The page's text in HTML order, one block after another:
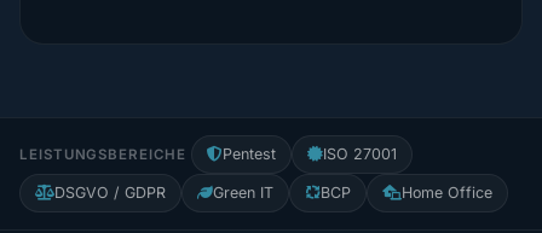
LEISTUNGSBEREICHE Pentest ISO 27001
DSGVO / GDPR Green IT BCP Home Office